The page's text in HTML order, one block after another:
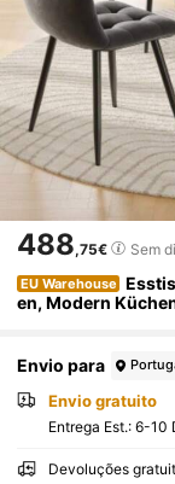
488,75€ Sem
EU Warehouse
en, Modern
Envio para
Envio gratuito
Entrega Est.: 6-10
Devoluções